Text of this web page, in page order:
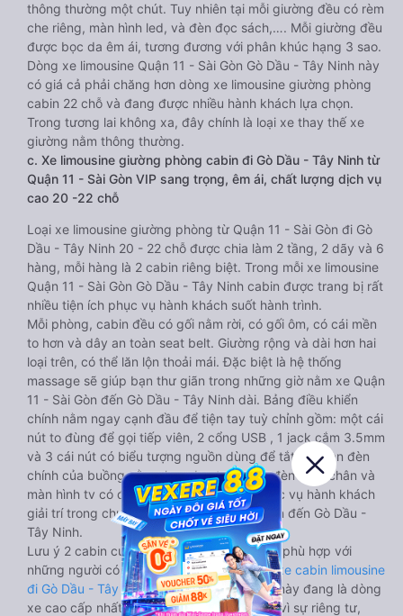
thông thường một chút. Tuy nhiên tại mỗi giường đều có rèm
che riêng, màn hình led, và đèn đọc sách,…. Mỗi giường đều
được bọc da êm ái, tương đương với phân khúc hạng 3 sao.
Dòng xe limousine Quận 11 - Sài Gòn Gò Dầu - Tây Ninh này
có giá cả phải chăng hơn dòng xe limousine giường phòng
cabin 22 chỗ và đang được nhiều hành khách lựa chọn.
Trong tương lai không xa, đây chính là loại xe thay thế xe
giường nằm thông thường.
c. Xe limousine giường phòng cabin đi Gò Dầu - Tây Ninh từ
Quận 11 - Sài Gòn VIP sang trọng, êm ái, chất lượng dịch vụ
cao 20 -22 chỗ
Loại xe limousine giường phòng từ Quận 11 - Sài Gòn đi Gò
Dầu - Tây Ninh 20 - 22 chỗ được chia làm 2 tầng, 2 dãy và 6
hàng, mỗi hàng là 2 cabin riêng biệt. Trong mỗi xe limousine
Quận 11 - Sài Gòn Gò Dầu - Tây Ninh cabin được trang bị rất
nhiều tiện ích phục vụ hành khách suốt hành trình.
Mỗi phòng, cabin đều có gối nằm rời, có gối ôm, có cái mền
to hơn và dây an toàn seat belt. Giường rộng và dài hơn hai
loại trên, có thể lăn lộn thoải mái. Đặc biệt là hệ thống
massage sẽ giúp bạn thư giãn trong những giờ nằm xe Quận
11 - Sài Gòn đến Gò Dầu - Tây Ninh dài. Bảng điều khiển
chính nằm ngay cạnh đầu để tiện tay tuỳ chỉnh gồm: một cái
nút to đùng để gọi tiếp viên, 2 cổng USB , 1 jack cắm 3.5mm
và 3 cái nút có biểu tượng nguồn dùng để tắt/mở dàn đèn
chính của buồng nằm chạy dọc trên đầu, đèn dưới chân và
màn hình tv có đầy đủ phim chuẩn HD phục vụ hành khách
giải trí trong chuyến đi từ Quận 11 - Sài Gòn đến Gò Dầu -
Tây Ninh.
Lưu ý 2 cabin cuối thường thiết kế nhỏ hơn phù hợp với
những người có thân hình nhỏ nhắn. Dòngxe cabin limousine
đi Gò Dầu - Tây Ninh từ Quận 11 - Sài Gònnày đang là dòng
xe cao cấp nhất, hành khách thường chọn vì sự riêng tư,